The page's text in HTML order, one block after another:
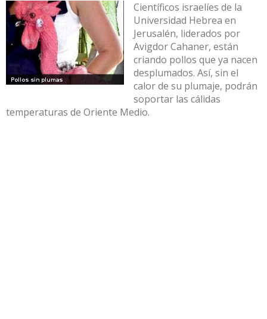
Científicos israelíes de la
Universidad Hebrea en
Jerusalén, liderados por
Avigdor Cahaner, están
criando pollos que ya nacen
desplumados. Así, sin el
calor de su plumaje, podrán
soportar las cálidas
temperaturas de Oriente Medio.